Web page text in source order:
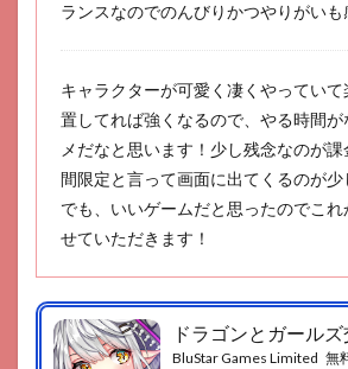
ランスなのでのんびりかつやりがいも
キャラクターが可愛く凄くやってい
置してれば強くなるので、やる時間が
メだなと思います！少し残念なのが
間限定と言って画面に出てくるのが少
でも、いいゲームだと思ったのでこれ
せていただきます！
ドラゴンとガールズ
BluStar Games Limited 無